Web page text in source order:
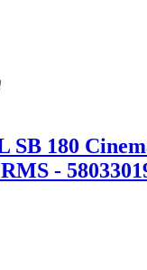
SB 180
-